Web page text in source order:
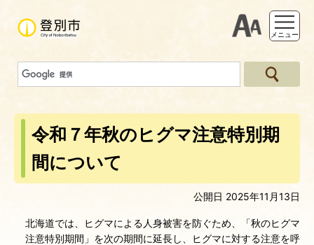
支援ツー
メニュー
令和７年秋のヒグマ注意特別期
間について
公開日 2025年11月13日
北海道では、ヒグマによる人身被害を防ぐため、「秋のヒグマ
注意特別期間」を次の期間に延長し、ヒグマに対する注意を呼